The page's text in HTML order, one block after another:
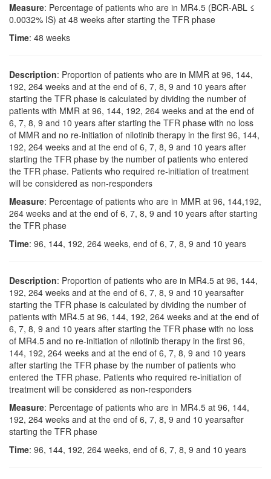
Measure: Percentage of patients who are in MR4.5 (BCR-ABL ≤
0.0032% IS) at 48 weeks after starting the TFR phase
Time: 48 weeks
Description: Proportion of patients who are in MMR at 96, 144,
192, 264 weeks and at the end of 6, 7, 8, 9 and 10 years after
starting the TFR phase is calculated by dividing the number of
patients with MMR at 96, 144, 192, 264 weeks and at the end of
6, 7, 8, 9 and 10 years after starting the TFR phase with no loss
of MMR and no re-initiation of nilotinib therapy in the first 96, 144,
192, 264 weeks and at the end of 6, 7, 8, 9 and 10 years after
starting the TFR phase by the number of patients who entered
the TFR phase. Patients who required re-initiation of treatment
will be considered as non-responders
Measure: Percentage of patients who are in MMR at 96, 144,192,
264 weeks and at the end of 6, 7, 8, 9 and 10 years after starting
the TFR phase
Time: 96, 144, 192, 264 weeks, end of 6, 7, 8, 9 and 10 years
Description: Proportion of patients who are in MR4.5 at 96, 144,
192, 264 weeks and at the end of 6, 7, 8, 9 and 10 yearsafter
starting the TFR phase is calculated by dividing the number of
patients with MR4.5 at 96, 144, 192, 264 weeks and at the end of
6, 7, 8, 9 and 10 years after starting the TFR phase with no loss
of MR4.5 and no re-initiation of nilotinib therapy in the first 96,
144, 192, 264 weeks and at the end of 6, 7, 8, 9 and 10 years
after starting the TFR phase by the number of patients who
entered the TFR phase. Patients who required re-initiation of
treatment will be considered as non-responders
Measure: Percentage of patients who are in MR4.5 at 96, 144,
192, 264 weeks and at the end of 6, 7, 8, 9 and 10 yearsafter
starting the TFR phase
Time: 96, 144, 192, 264 weeks, end of 6, 7, 8, 9 and 10 years